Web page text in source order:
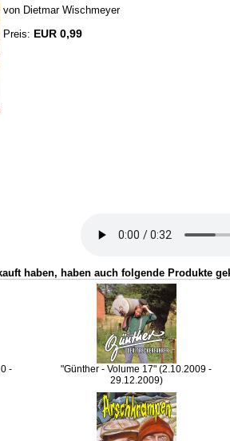
von Dietmar Wischmeyer
Preis: EUR 0,99
haben, haben auch folgende Produkte
-
"Günther - Volume 17" (2.10.2009 -
29.12.2009)